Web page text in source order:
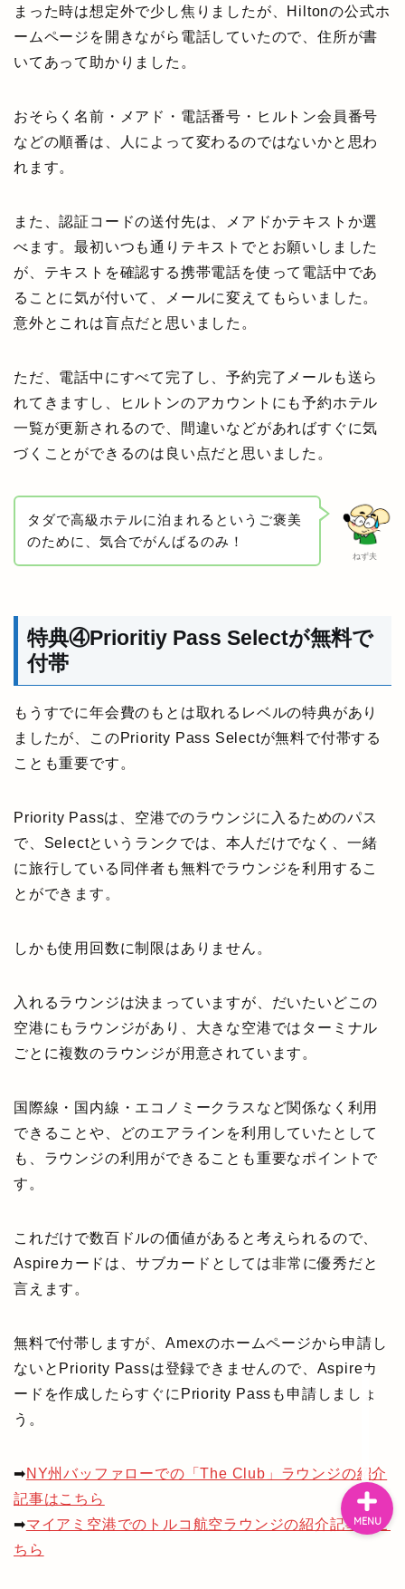
まった時は想定外で少し焦りましたが、Hiltonの公式ホ
ームページを開きながら電話していたので、住所が書
いてあって助かりました。
おそらく名前・メアド・電話番号・ヒルトン会員番号
などの順番は、人によって変わるのではないかと思わ
れます。
また、認証コードの送付先は、メアドかテキストか選
べます。最初いつも通りテキストでとお願いしました
が、テキストを確認する携帯電話を使って電話中であ
ることに気が付いて、メールに変えてもらいました。
意外とこれは盲点だと思いました。
ただ、電話中にすべて完了し、予約完了メールも送ら
れてきますし、ヒルトンのアカウントにも予約ホテル
一覧が更新されるので、間違いなどがあればすぐに気
づくことができるのは良い点だと思いました。
ねず夫
タダで高級ホテルに泊まれるというご褒美
のために、気合でがんばるのみ！
特典④Prioritiy Pass Selectが無料で
付帯
もうすでに年会費のもとは取れるレベルの特典があり
ましたが、このPriority Pass Selectが無料で付帯する
ことも重要です。
Priority Passは、空港でのラウンジに入るためのパス
で、Selectというランクでは、本人だけでなく、一緒
に旅行している同伴者も無料でラウンジを利用するこ
とができます。
しかも使用回数に制限はありません。
入れるラウンジは決まっていますが、だいたいどこの
空港にもラウンジがあり、大きな空港ではターミナル
ごとに複数のラウンジが用意されています。
国際線・国内線・エコノミークラスなど関係なく利用
できることや、どのエアラインを利用していたとして
も、ラウンジの利用ができることも重要なポイントで
す。
これだけで数百ドルの価値があると考えられるので、
Aspireカードは、サブカードとしては非常に優秀だと
言えます。
無料で付帯しますが、Amexのホームページから申請し
ないとPriority Passは登録できませんので、Aspireカ
ードを作成したらすぐにPriority Passも申請しましょ
う。
➡NY州バッファローでの「The Club」ラウンジの紹介
記事はこちら
➡マイアミ空港でのトルコ航空ラウンジの紹介記事はこ
ちら
MENU
アメリカ生活ブログ
ぴんねず☆ごはんのレシ
旅行記一覧
日本の温泉宿